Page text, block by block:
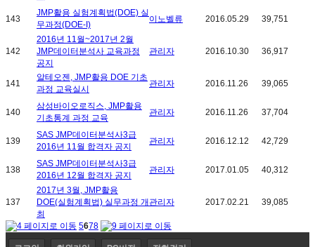
143
JMP활용 실험계획법(DOE) 실
무과정(DOE-I)
이노벨류 2016.05.29 39,751
142
2016년 11월~2017년 2월
JMP데이터분석사 교육과정
공지
관리자 2016.10.30 36,917
141
알테오젠, JMP활용 DOE 기초
과정 교육실시
관리자 2016.11.26 39,065
140
삼성바이오로직스, JMP활용
기초통계 과정 교육
관리자 2016.11.26 37,704
139
SAS JMP데이터분석사3급
2016년 11월 합격자 공지
관리자 2016.12.12 42,729
138
SAS JMP데이터분석사3급
2016년 12월 합격자 공지
관리자 2017.01.05 40,312
137
2017년 3월, JMP활용
DOE(실험계획법) 실무과정 개
최
관리자 2017.02.21 39,085
5678